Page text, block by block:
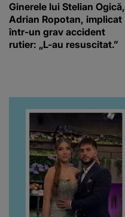
Ginerele lui Stelian Ogică,
Adrian Ropotan, implicat
într-un grav accident
rutier: „L-au resuscitat.”